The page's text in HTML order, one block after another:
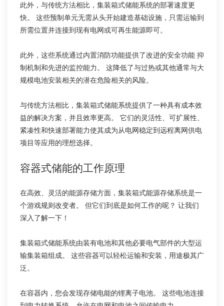
此外，与传统方法相比，集装箱式储能系统的部署速度更
快。 这些预制单元无需从头开始建造基础设施，只需运输到
所需位置并连接到现有电网或可再生能源即可。
此外，这些系统通过内置消防功能提供了改进的安全功能 抑
制机制和先进的监控能力。 这降低了与过热或其他通常与大
规模电池安装相关的潜在危险相关的风险。
与传统方法相比，集装箱式储能系统提供了一种具有成本效
益的解决方案，并且效率更高。 它们的灵活性、可扩展性、
紧凑性和快速部署能力使其成为从电网稳定到远程离网供电
项目等应用的理想选择。
容器式储能的工作原理
在高效、灵活的能源存储方面，集装箱式能源存储系统是一
个游戏规则改变者。 但它们到底是如何工作的呢？ 让我们
深入了解一下！
集装箱式储能系统由装有电池和其他必要电气部件的大型运
输集装箱组成。 这些容器可以轻松运输和安装，用途极其广
泛。
在容器内，您会发现存储电能的锂离子电池。 这些电池连接